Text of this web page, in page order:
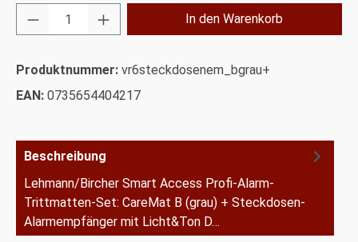
Produkt Anzahl: Gib den gewünschten
In den Warenkorb
Produktnummer: vr6steckdosenem_bgrau+
EAN: 0735654404217
Beschreibung
Lehmann/Bircher Smart Access Profi-Alarm-
Trittmatten-Set: CareMat B (grau) + Steckdosen-
Alarmempfänger mit Licht&Ton D…